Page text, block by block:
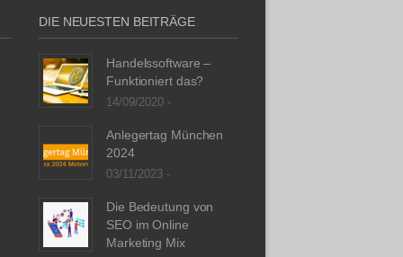
DIE NEUESTEN BEITRÄGE
Handelssoftware –
Funktioniert das?
14/09/2020 -
Anlegertag München
2024
03/11/2023 -
Die Bedeutung von
SEO im Online
Marketing Mix